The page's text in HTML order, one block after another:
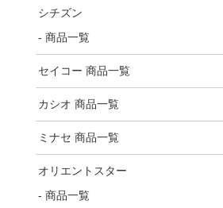
シチズン
- 商品一覧
セイコー 商品一覧
カシオ 商品一覧
ミナセ 商品一覧
オリエントスター
- 商品一覧